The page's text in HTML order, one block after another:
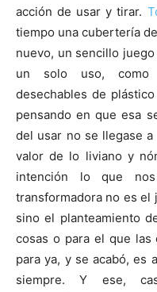
acción de usar y tirar.
tiempo una cubertería
nuevo, un sencillo
un solo uso, como
desechables de
pensando en que esa
del usar no se llegase
valor de lo liviano y
intención lo que
transformadora no es
sino el planteamiento
cosas o para el que las
para ya, y se acabó, es
siempre. Y ese,